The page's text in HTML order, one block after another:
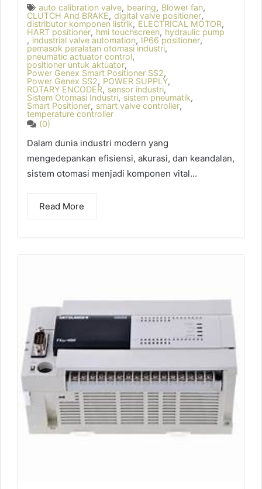
auto calibration valve, bearing, Blower fan,
CLUTCH And BRAKE, digital valve positioner,
distributor komponen listrik, ELECTRICAL MOTOR,
HART positioner, hmi touchscreen, hydraulic pump
, industrial valve automation, IP66 positioner,
pemasok peralatan otomasi industri,
pneumatic actuator control,
positioner untuk aktuator,
Power Genex Smart Positioner SS2,
Power Genex SS2, POWER SUPPLY,
ROTARY ENCODER, sensor industri,
Sistem Otomasi Industri, sistem pneumatik,
Smart Positioner, smart valve controller,
temperature controller
(0)
Dalam dunia industri modern yang
mengedepankan efisiensi, akurasi, dan keandalan,
sistem otomasi menjadi komponen vital...
Read More